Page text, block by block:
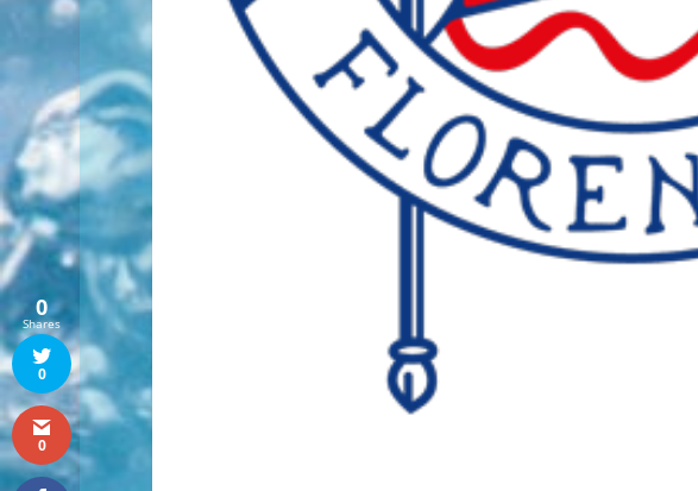
0
Shares
0
0